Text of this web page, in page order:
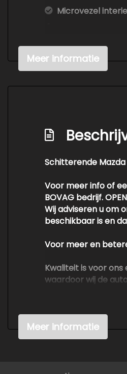
Microvezel
Stuur leder
Stuur verstelbaar
Meer informatie
Schitterende
Voor meer info of
BOVAG bedrijf.
Wij adviseren u om
beschikbaar is en
Voor meer en
Kwaliteit is voor
waardoor wij de
ontleend aan de
belangrijk zijn en je
Meer informatie